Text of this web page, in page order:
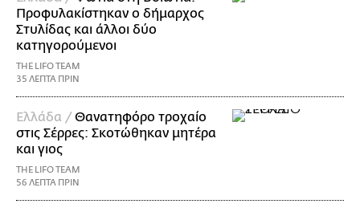
Προφυλακίστηκαν ο δήμαρχος
Στυλίδας και άλλοι δύο
κατηγορούμενοι
THE LIFO TEAM
35 ΛΕΠΤΑ ΠΡΙΝ
Ελλάδα /Θανατηφόρο τροχαίο
στις Σέρρες: Σκοτώθηκαν μητέρα
και γιος
THE LIFO TEAM
56 ΛΕΠΤΑ ΠΡΙΝ